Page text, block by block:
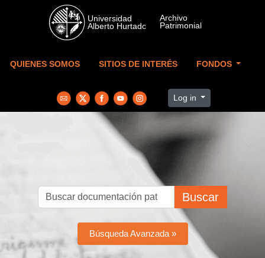
Skip to main content
QUIENES SOMOS SITIOS DE INTERÉS FONDOS
Log in
Buscar
Búsqueda Avanzada »